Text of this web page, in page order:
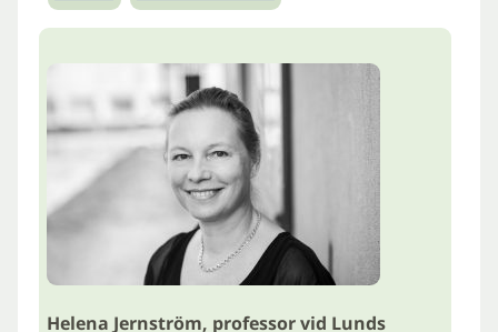
Helena Jernström, professor vid Lunds